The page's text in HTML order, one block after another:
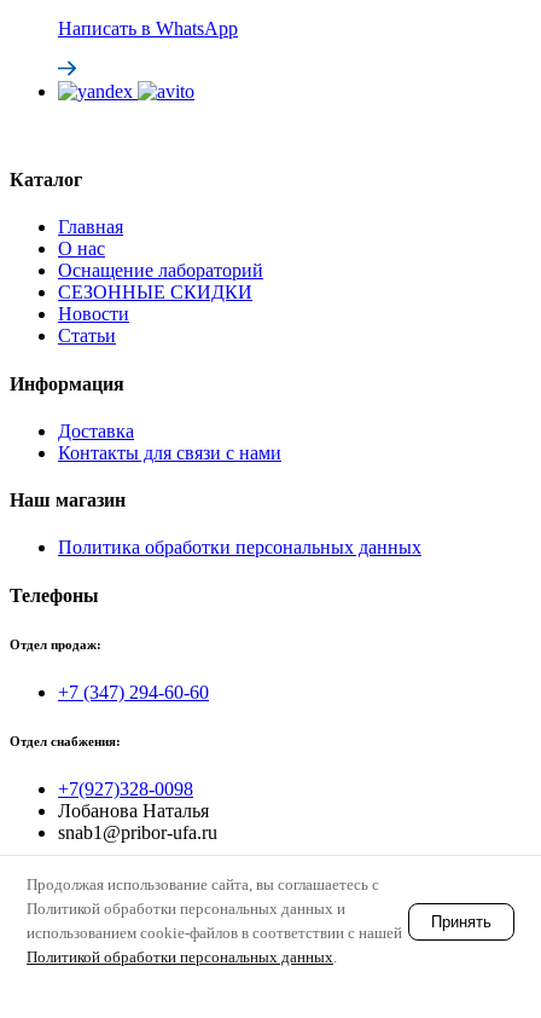
Продолжая использование сайта, вы соглашаетесь с
Политикой обработки персональных данных и
использованием cookie-файлов в соответствии с нашей
Политикой обработки персональных данных.
Принять
Написать в WhatsApp
Каталог
Главная
О нас
Оснащение лабораторий
СЕЗОННЫЕ СКИДКИ
Новости
Статьи
Информация
Доставка
Контакты для связи с нами
Наш магазин
Политика обработки персональных данных
Телефоны
Отдел продаж:
+7 (347) 294-60-60
Отдел снабжения:
+7(927)328-0098
Лобанова Наталья
snab1@pribor-ufa.ru
Единая электронная почта для заявок:
priborufa@xmail.ru
© priborufa